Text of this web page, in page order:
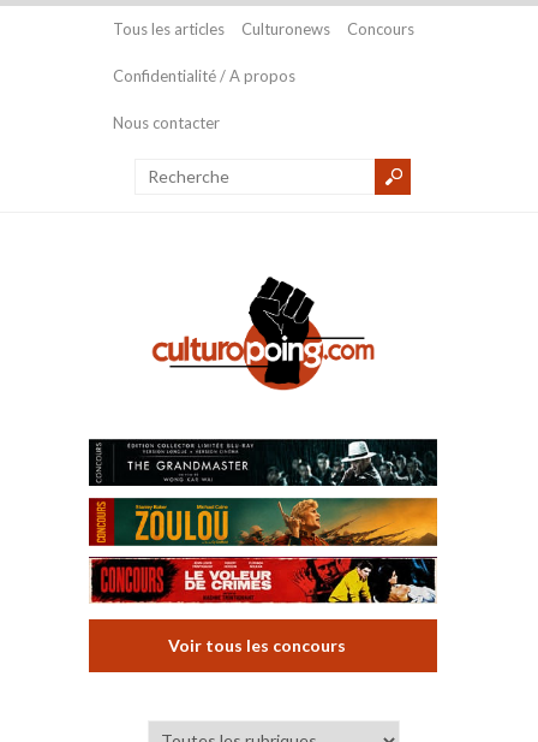
Tous les articles Culturonews Concours
Confidentialité / A propos
Nous contacter
Voir tous les concours